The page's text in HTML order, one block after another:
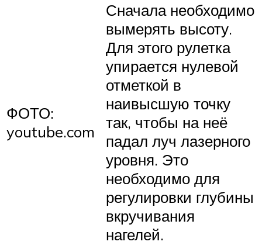
ФОТО:
youtube.com
Сначала необходимо
вымерять высоту.
Для этого рулетка
упирается нулевой
отметкой в
наивысшую точку
так, чтобы на неё
падал луч лазерного
уровня. Это
необходимо для
регулировки глубины
вкручивания
нагелей.